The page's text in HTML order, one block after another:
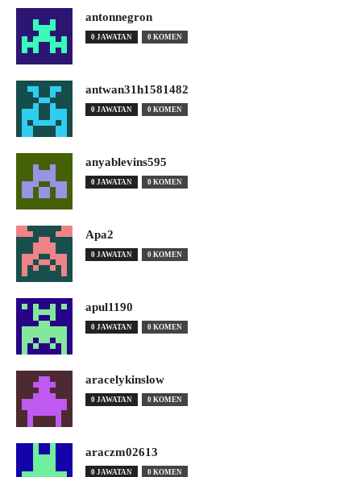
antonnegron
0 JAWATAN 0 KOMEN
antwan31h1581482
0 JAWATAN 0 KOMEN
anyablevins595
0 JAWATAN 0 KOMEN
Apa2
0 JAWATAN 0 KOMEN
apul1190
0 JAWATAN 0 KOMEN
aracelykinslow
0 JAWATAN 0 KOMEN
araczm02613
0 JAWATAN 0 KOMEN